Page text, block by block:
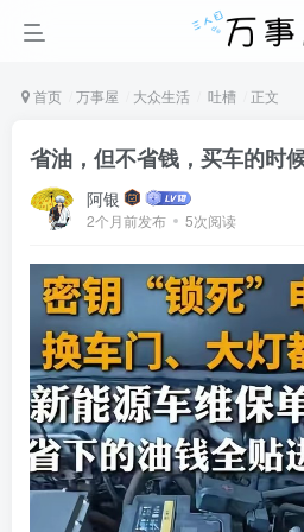
首页 万事屋 大众生活 吐槽 正文
省油，但不省钱，买车的时
阿银
2个月前发布 5次阅读